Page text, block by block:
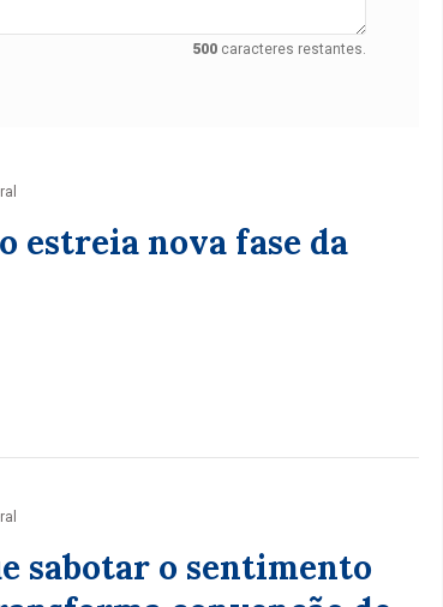
500caracteres restantes.
estreia nova fase da
sabotar o sentimento